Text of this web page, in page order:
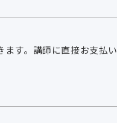
す。講師に直接お支払い